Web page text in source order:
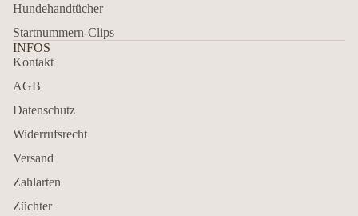
Hundehandtücher
Startnummern-Clips
INFOS
Kontakt
AGB
Datenschutz
Widerrufsrecht
Versand
Zahlarten
Züchter